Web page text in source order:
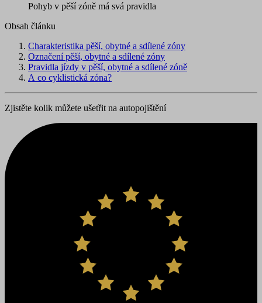
Pohyb v pěší zóně má svá pravidla
Obsah článku
Charakteristika pěší, obytné a sdílené zóny
Označení pěší, obytné a sdílené zóny
Pravidla jízdy v pěší, obytné a sdílené zóně
A co cyklistická zóna?
Zjistěte kolik můžete ušetřit na autopojištění